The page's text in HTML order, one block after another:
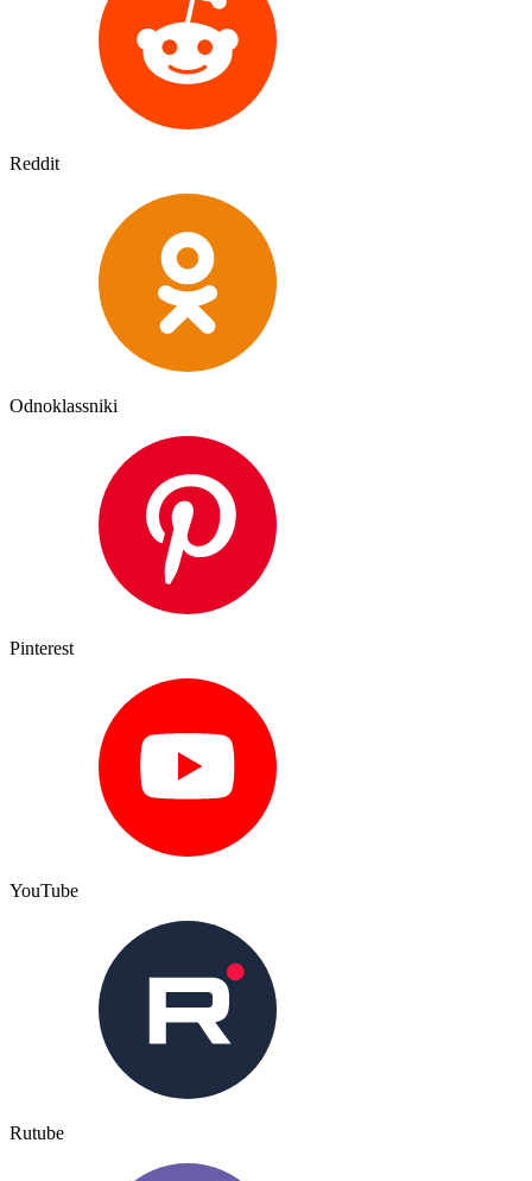
Reddit
Odnoklassniki
Pinterest
YouTube
Rutube